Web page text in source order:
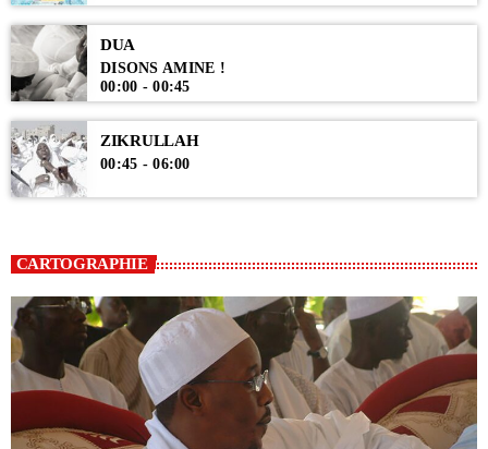
DUA
DISONS AMINE !
00:00 - 00:45
ZIKRULLAH
00:45 - 06:00
CARTOGRAPHIE